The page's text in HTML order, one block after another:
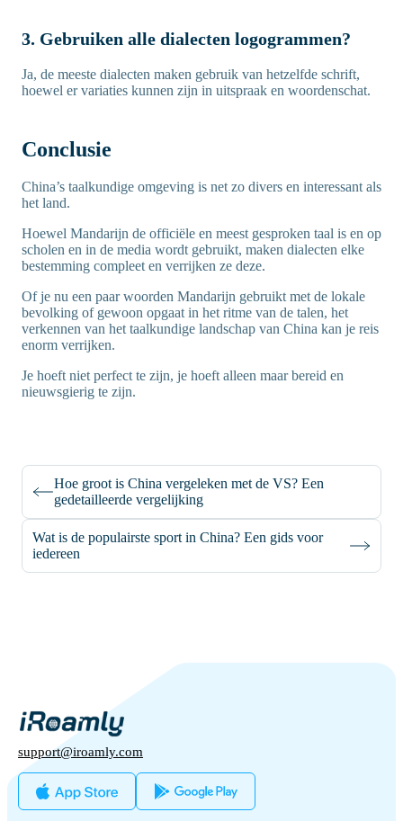
3. Gebruiken alle dialecten logogrammen?
Ja, de meeste dialecten maken gebruik van hetzelfde schrift,
hoewel er variaties kunnen zijn in uitspraak en woordenschat.
Conclusie
China’s taalkundige omgeving is net zo divers en interessant als
het land.
Hoewel Mandarijn de officiële en meest gesproken taal is en op
scholen en in de media wordt gebruikt, maken dialecten elke
bestemming compleet en verrijken ze deze.
Of je nu een paar woorden Mandarijn gebruikt met de lokale
bevolking of gewoon opgaat in het ritme van de talen, het
verkennen van het taalkundige landschap van China kan je reis
enorm verrijken.
Je hoeft niet perfect te zijn, je hoeft alleen maar bereid en
nieuwsgierig te zijn.
Hoe groot is China vergeleken met de VS? Een
gedetailleerde vergelijking
Wat is de populairste sport in China? Een gids voor
iedereen
support@iroamly.com